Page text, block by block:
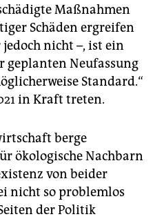
Maßnahmen
Schäden ergreifen
nicht –, ist ein
geplanten Neufassung
Standard.“
in Kraft treten.
berge
ökologische Nachbarn
von beider
nicht so problemlos
der Politik